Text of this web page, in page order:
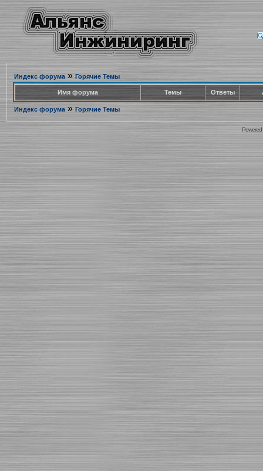
Индекс форума» Горячие Темы
Имя форума Темы Ответы
Индекс форума» Горячие Темы